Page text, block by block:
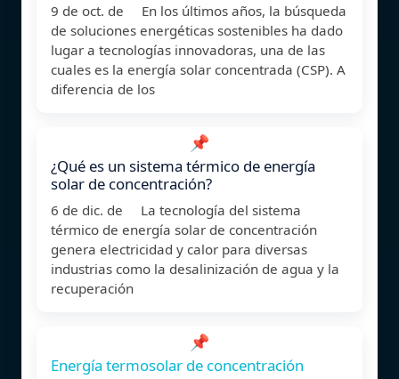
9 de oct. de En los últimos años, la búsqueda
de soluciones energéticas sostenibles ha dado
lugar a tecnologías innovadoras, una de las
cuales es la energía solar concentrada (CSP). A
diferencia de los
📌
¿Qué es un sistema térmico de energía
solar de concentración?
6 de dic. de La tecnología del sistema
térmico de energía solar de concentración
genera electricidad y calor para diversas
industrias como la desalinización de agua y la
recuperación
📌
Energía termosolar de concentración